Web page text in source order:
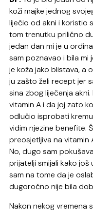
koži majke jednog
liječio od akni i koristio
tom trenutku prilično
jedan dan mi je u
sam poznavao i bila mi
je koža jako blistava, a
ju zašto želi recept jer
sina zbog liječenja
vitamin A i da joj zato
odlučio isprobati
vidim njezine benefite.
preosjetljiva na vitamin
No, dugo sam
prijatelji smijali kako još
sam na tome da je
dugoročno nije bila
Nakon nekog vremena